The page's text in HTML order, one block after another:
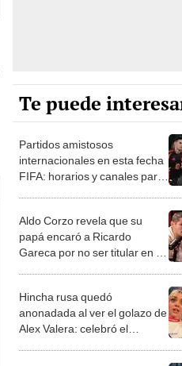
Te puede
Partidos amistosos
internacionales en esta fecha
FIFA: horarios y canales para
Aldo Corzo revela que su
papá encaró a Ricardo
Gareca por no ser titular en la
Hincha rusa quedó
anonadada al ver el golazo de
Alex Valera: celebró el